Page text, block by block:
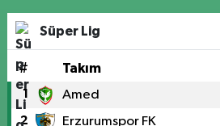
Süper Lig
# Takım
1 Amed
2 Erzurumspor FK